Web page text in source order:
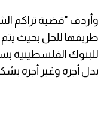
وأردف "قضية تراكم
طريقها للحل بحيث يتم
للبنوك الفلسطينية
بدل أجره وغير أجره